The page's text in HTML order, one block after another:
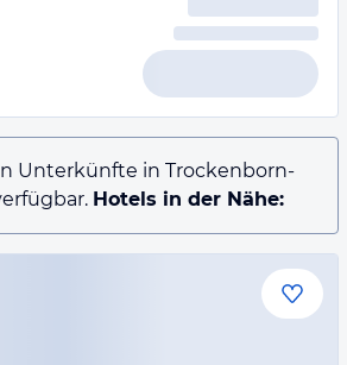
Unterkünfte in Trockenborn-
Hotels in der Nähe: